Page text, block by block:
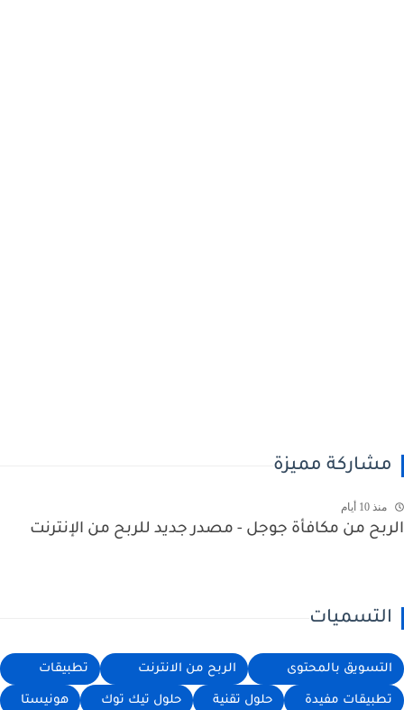
مميزة
منذ 10 أيام
من مكافأة جوجل - مصدر جديد للربح من الإنترنت
بالمحتوى الربح من الانترنت تطبيقات
مفيدة حلول تقنية حلول تيك توك هونيستا